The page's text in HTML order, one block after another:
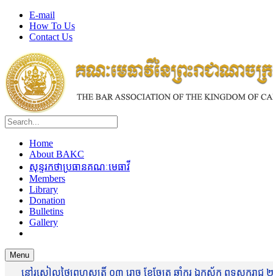
E-mail
How To Us
Contact Us
Home
About BAKC
សុន្ទរកថាប្រធានគណៈមេធាវី
Members
Library
Donation
Bulletins
Gallery
Menu
នៅរសៀលថ្ងៃព្រហស្បត្តិ៍ ០៣ រោច ខែចែត្រ ឆ្នាំកុរ ឯកស័ក ពុទ្ធសករាជ